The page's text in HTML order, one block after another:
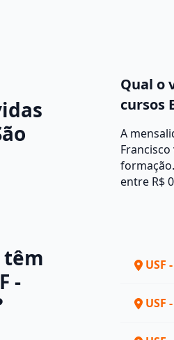
Qual o
cursos
A
entre R$
têm
-
USF
USF